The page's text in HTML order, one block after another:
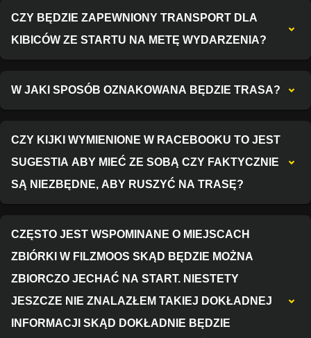
CZY BĘDZIE ZAPEWNIONY TRANSPORT DLA
KIBICÓW ZE STARTU NA METĘ WYDARZENIA?
W JAKI SPOSÓB OZNAKOWANA BĘDZIE TRASA?
CZY KIJKI WYMIENIONE W RACEBOOKU TO JEST
SUGESTIA ABY MIEĆ ZE SOBĄ CZY FAKTYCZNIE
SĄ NIEZBĘDNE, ABY RUSZYĆ NA TRASĘ?
CZĘSTO JEST WSPOMINANE O MIEJSCACH
ZBIÓRKI W FILZMOOS SKĄD BĘDZIE MOŻNA
ZBIORCZO JECHAĆ NA START. NIESTETY
JESZCZE NIE ZNALAZŁEM TAKIEJ DOKŁADNEJ
INFORMACJI SKĄD DOKŁADNIE BĘDZIE